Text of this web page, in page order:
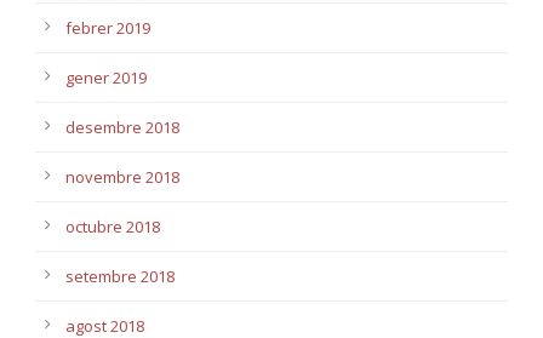
febrer 2019
gener 2019
desembre 2018
novembre 2018
octubre 2018
setembre 2018
agost 2018